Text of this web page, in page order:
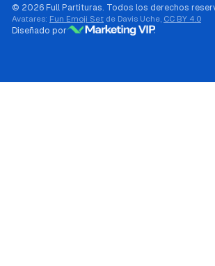
© 2026 Full Partituras. Todos los derechos
Avatares: Fun Emoji Set de Davis Uche, CC BY 4.0
Diseñado por